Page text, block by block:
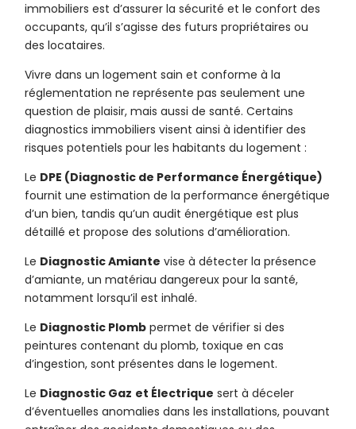
immobiliers est d’assurer la sécurité et le confort des
occupants, qu’il s’agisse des futurs propriétaires ou
des locataires.
Vivre dans un logement sain et conforme à la
réglementation ne représente pas seulement une
question de plaisir, mais aussi de santé. Certains
diagnostics immobiliers visent ainsi à identifier des
risques potentiels pour les habitants du logement :
Le DPE (Diagnostic de Performance Énergétique)
fournit une estimation de la performance énergétique
d’un bien, tandis qu’un audit énergétique est plus
détaillé et propose des solutions d’amélioration.
Le Diagnostic Amiante vise à détecter la présence
d’amiante, un matériau dangereux pour la santé,
notamment lorsqu’il est inhalé.
Le Diagnostic Plomb permet de vérifier si des
peintures contenant du plomb, toxique en cas
d’ingestion, sont présentes dans le logement.
Le Diagnostic Gaz et Électrique sert à déceler
d’éventuelles anomalies dans les installations, pouvant